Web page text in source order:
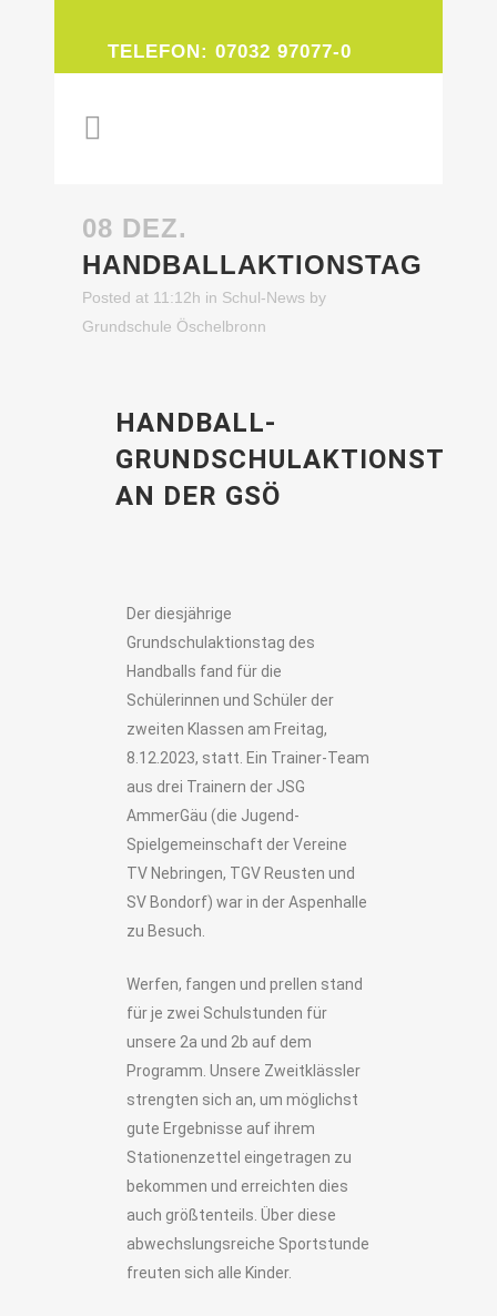
TELEFON: 07032 97077-0
08 DEZ.
HANDBALLAKTIONSTAG
Posted at 11:12h in Schul-News by
Grundschule Öschelbronn
HANDBALL-
GRUNDSCHULAKTIONSTAG
AN DER GSÖ
Der diesjährige
Grundschulaktionstag des
Handballs fand für die
Schülerinnen und Schüler der
zweiten Klassen am Freitag,
8.12.2023, statt. Ein Trainer-Team
aus drei Trainern der JSG
AmmerGäu (die Jugend-
Spielgemeinschaft der Vereine
TV Nebringen, TGV Reusten und
SV Bondorf) war in der Aspenhalle
zu Besuch.
Werfen, fangen und prellen stand
für je zwei Schulstunden für
unsere 2a und 2b auf dem
Programm. Unsere Zweitklässler
strengten sich an, um möglichst
gute Ergebnisse auf ihrem
Stationenzettel eingetragen zu
bekommen und erreichten dies
auch größtenteils. Über diese
abwechslungsreiche Sportstunde
freuten sich alle Kinder.